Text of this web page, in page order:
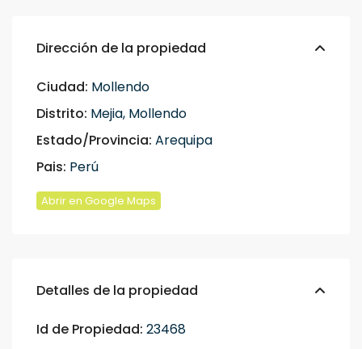
Dirección de la propiedad
Ciudad: Mollendo
Distrito: Mejia, Mollendo
Estado/Provincia: Arequipa
Pais: Perú
Abrir en Google Maps
Detalles de la propiedad
Id de Propiedad: 23468